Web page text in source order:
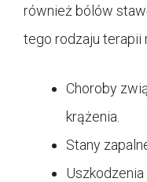
również bólów
tego rodzaju terapii
Choroby
krążenia.
Stany
Uszkodzenia